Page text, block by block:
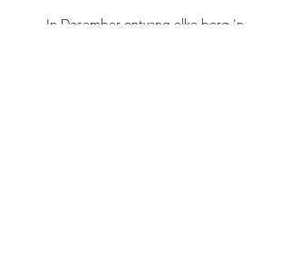
In Desember ontvang elke borg 'n